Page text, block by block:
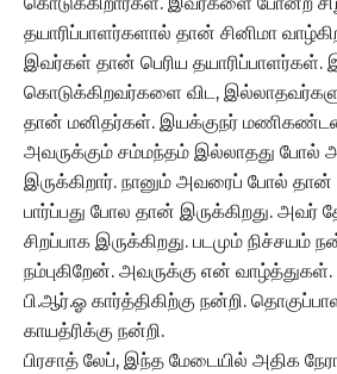
தயாரிப்பாளர்களால் தான் சினிமா
இவர்கள் தான் பெரிய தயாரிப்பாளர்கள்.
கொடுக்கிறவர்களை விட,
தான் மனிதர்கள். இயக்குநர்
அவருக்கும் சம்மந்தம் இல்லாதது போல்
இருக்கிறார். நானும் அவரைப் போல்
பார்ப்பது போல தான் இருக்கிறது. அவர்
சிறப்பாக இருக்கிறது. படமும் நிச்சயம்
நம்புகிறேன். அவருக்கு என்
பி.ஆர்.ஓ கார்த்திகிற்கு நன்றி.
காயத்ரிக்கு நன்றி.
பிரசாத் லேப், இந்த மேடையில் அதிக